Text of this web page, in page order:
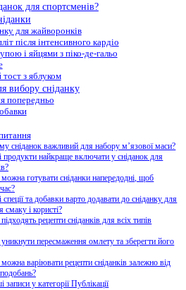
для спортсменів?
для жайворонків
після інтенсивного кардіо
і яйцями з піко-де-гальо
з яблуком
вибору сніданку
попередньо
сніданок важливий для набору м’язової маси?
продукти найкраще включати у сніданок для
готувати сніданки напередодні, щоб
спеції та добавки варто додавати до сніданку для
смаку і користі?
рецепти сніданків для всіх типів
пересмаження омлету та зберегти його
варіювати рецепти сніданків залежно від
записи у категорії Публікації